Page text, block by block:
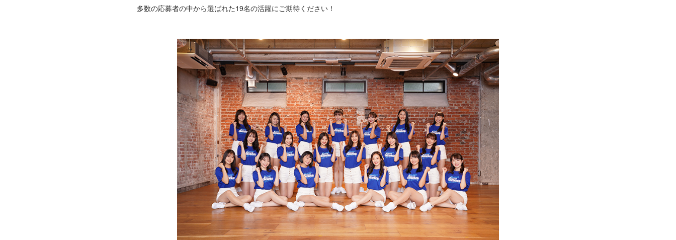
多数の応募者の中から選ばれた19名の活躍にご期待ください！